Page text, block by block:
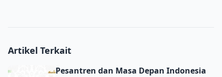
Artikel Terkait
Pesantren dan Masa Depan Indonesia
Pesantren dan Masa Depan Indonesia